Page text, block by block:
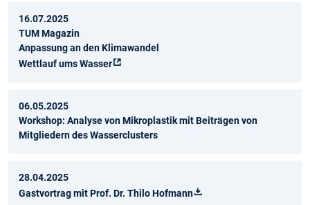
16.07.2025
TUM Magazin
Anpassung an den Klimawandel
Wettlauf ums Wasser
06.05.2025
Workshop: Analyse von Mikroplastik mit Beiträgen von
Mitgliedern des Wasserclusters
28.04.2025
Gastvortrag mit Prof. Dr. Thilo Hofmann